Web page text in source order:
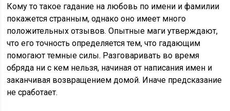
Кому то такое гадание на любовь по имени и фамилии
покажется странным, однако оно имеет много
положительных отзывов. Опытные маги утверждают,
что его точность определяется тем, что гадающим
помогают темные силы. Разговаривать во время
обряда ни с кем нельзя, начиная от написания имен и
заканчивая возвращением домой. Иначе предсказание
не сработает.